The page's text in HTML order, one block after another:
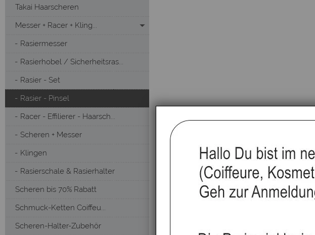
Takai Haarscheren
Messer + Racer + Kling...
Rasiermesser
Rasierhobel / Sicherheitsras...
Rasier - Set
Rasier - Pinsel
Racer - Effilierer - Haarsch...
Scheren + Messer
Klingen
Rasierschale & Rasierhalter
Scheren bis 70% Rabatt
Schmuck-Ketten Coiffeu...
Scheren-Halter-Zubehör